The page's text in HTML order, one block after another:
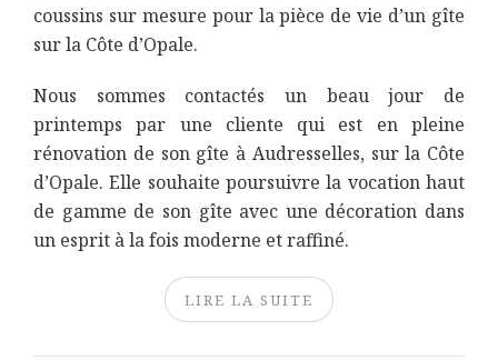
coussins sur mesure pour la pièce de vie d’un gîte
sur la Côte d’Opale.
Nous sommes contactés un beau jour de
printemps par une cliente qui est en pleine
rénovation de son gîte à Audresselles, sur la Côte
d’Opale. Elle souhaite poursuivre la vocation haut
de gamme de son gîte avec une décoration dans
un esprit à la fois moderne et raffiné.
LIRE LA SUITE